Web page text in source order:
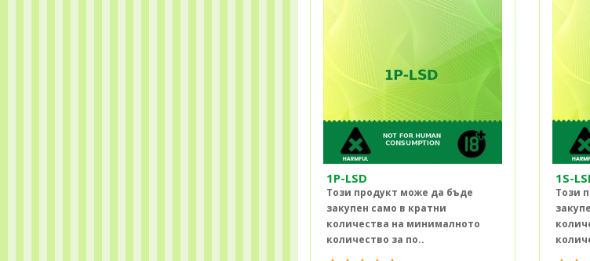
1P-LSD
Този продукт може да бъде
закупен само в кратни
количества на минималното
количество за по..
1S-
Този